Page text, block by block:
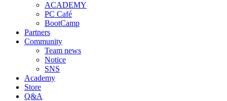
ACADEMY
PC Café
BootCamp
Partners
Community
Team news
Notice
SNS
Academy
Store
Q&A